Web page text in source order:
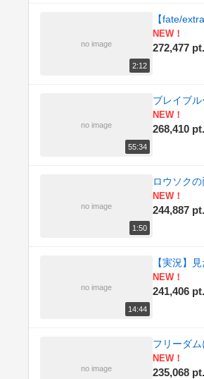
no image
2:12
【fate/
NEW！
272,477 pt.
no image
55:34
ブレイブ
NEW！
268,410 pt.
no image
1:50
ロウソク
NEW！
244,887 pt.
no image
14:44
【実況】
NEW！
241,406 pt.
no image
フリーダ
NEW！
235,068 pt.